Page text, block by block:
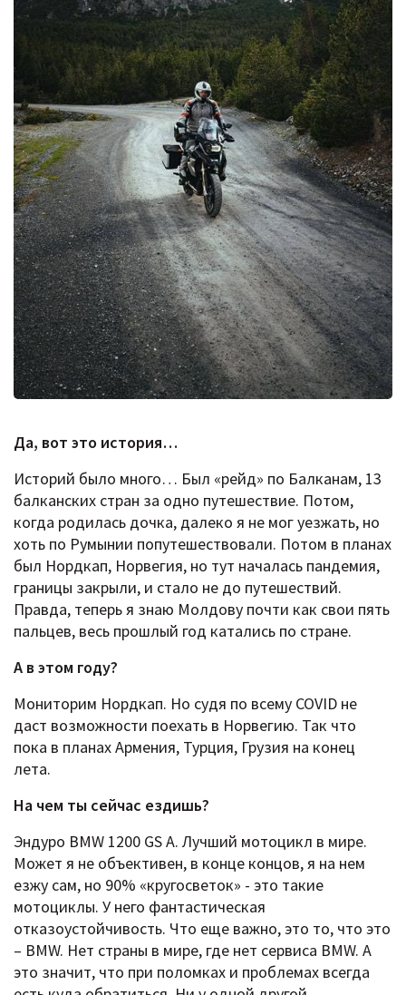
Да, вот это история…
Историй было много… Был «рейд» по Балканам, 13
балканских стран за одно путешествие. Потом,
когда родилась дочка, далеко я не мог уезжать, но
хоть по Румынии попутешествовали. Потом в планах
был Нордкап, Норвегия, но тут началась пандемия,
границы закрыли, и стало не до путешествий.
Правда, теперь я знаю Молдову почти как свои пять
пальцев, весь прошлый год катались по стране.
А в этом году?
Мониторим Нордкап. Но судя по всему COVID не
даст возможности поехать в Норвегию. Так что
пока в планах Армения, Турция, Грузия на конец
лета.
На чем ты сейчас ездишь?
Эндуро BMW 1200 GS A. Лучший мотоцикл в мире.
Может я не объективен, в конце концов, я на нем
езжу сам, но 90% «кругосветок» - это такие
мотоциклы. У него фантастическая
отказоустойчивость. Что еще важно, это то, что это
– BMW. Нет страны в мире, где нет сервиса BMW. А
это значит, что при поломках и проблемах всегда